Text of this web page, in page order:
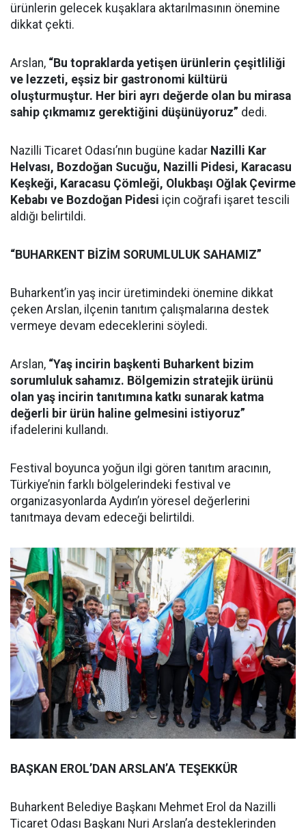
ürünlerin gelecek kuşaklara aktarılmasının önemine
dikkat çekti.
Arslan, “Bu topraklarda yetişen ürünlerin çeşitliliği
ve lezzeti, eşsiz bir gastronomi kültürü
oluşturmuştur. Her biri ayrı değerde olan bu mirasa
sahip çıkmamız gerektiğini düşünüyoruz” dedi.
Nazilli Ticaret Odası’nın bugüne kadar Nazilli Kar
Helvası, Bozdoğan Sucuğu, Nazilli Pidesi, Karacasu
Keşkeği, Karacasu Çömleği, Olukbaşı Oğlak Çevirme
Kebabı ve Bozdoğan Pidesi için coğrafi işaret tescili
aldığı belirtildi.
“BUHARKENT BİZİM SORUMLULUK SAHAMIZ”
Buharkent’in yaş incir üretimindeki önemine dikkat
çeken Arslan, ilçenin tanıtım çalışmalarına destek
vermeye devam edeceklerini söyledi.
Arslan, “Yaş incirin başkenti Buharkent bizim
sorumluluk sahamız. Bölgemizin stratejik ürünü
olan yaş incirin tanıtımına katkı sunarak katma
değerli bir ürün haline gelmesini istiyoruz”
ifadelerini kullandı.
Festival boyunca yoğun ilgi gören tanıtım aracının,
Türkiye’nin farklı bölgelerindeki festival ve
organizasyonlarda Aydın’ın yöresel değerlerini
tanıtmaya devam edeceği belirtildi.
BAŞKAN EROL’DAN ARSLAN’A TEŞEKKÜR
Buharkent Belediye Başkanı Mehmet Erol da Nazilli
Ticaret Odası Başkanı Nuri Arslan’a desteklerinden